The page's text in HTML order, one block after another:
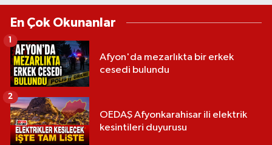
En Çok Okunanlar
Afyon'da mezarlıkta bir erkek
cesedi bulundu
1
OEDAŞ Afyonkarahisar ili elektrik
kesintileri duyurusu
2